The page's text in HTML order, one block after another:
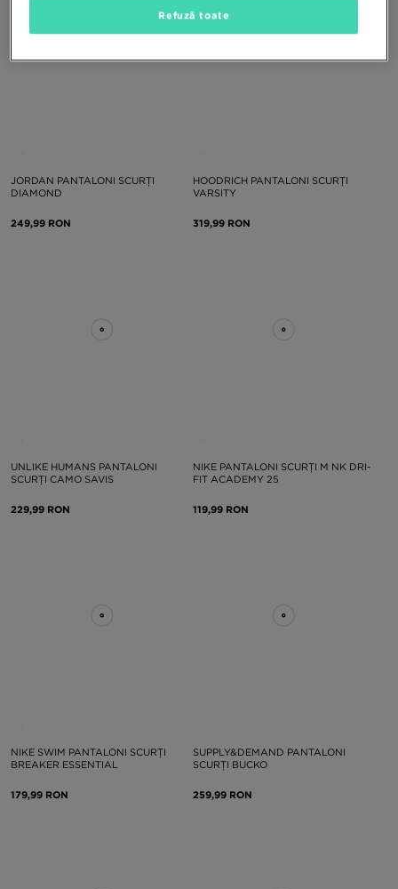
JORDAN PANTALONI SCURȚI
DIAMOND
249,99 RON
HOODRICH PANTALONI SCURȚI
VARSITY
319,99 RON
UNLIKE HUMANS PANTALONI
SCURȚI CAMO SAVIS
229,99 RON
NIKE PANTALONI SCURȚI M NK DRI-
FIT ACADEMY 25
119,99 RON
NIKE SWIM PANTALONI SCURȚI
BREAKER ESSENTIAL
179,99 RON
SUPPLY&DEMAND PANTALONI
SCURȚI BUCKO
259,99 RON
Refuză toate